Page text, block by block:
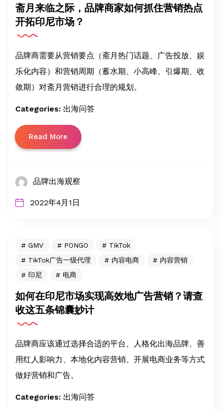
斋月来临之际，品牌商家如何抓住营销热点
开拓印尼市场？
品牌商需要从营销要点（斋月热门话题、广告投放、娱
乐化内容）和营销周期（蓄水期、小高峰、引爆期、收
敛期）对斋月营销进行合理的规划。
Categories: 出海问答
Read More
品牌出海观察
2022年4月1日
GMV PONGO
TikTok
TikTok广告一级代理
内容电商
内容营销
印尼
电商
如何在印尼市场实现高效地广告营销？请查
收这五条锦囊妙计
品牌商应该通过选择合适的平台、人格化出海品牌、善
用红人影响力、本地化内容营销、开展电商业务等方式
做好营销和广告。
Categories: 出海问答